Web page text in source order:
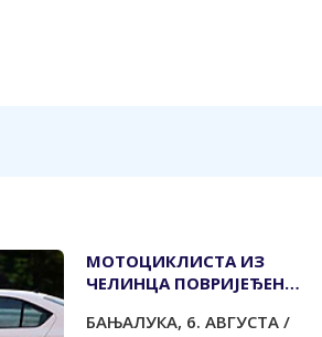
МОТОЦИКЛИСТА ИЗ
ЧЕЛИНЦА ПОВРИЈЕЂЕН У
БАЊАЛУКА, 6. АВГУСТА /